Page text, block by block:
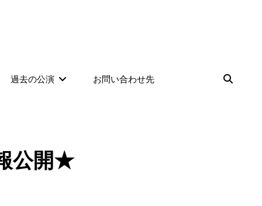
過去の公演 お問い合わせ先
公開★